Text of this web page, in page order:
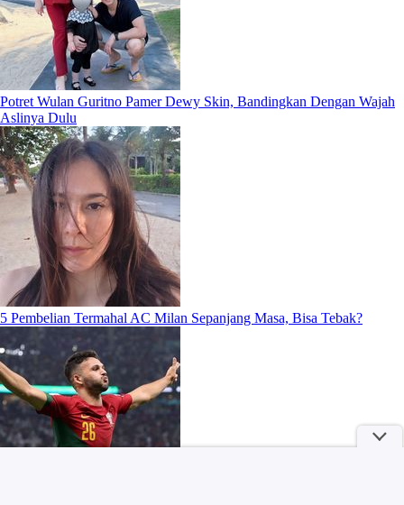
Potret Wulan Guritno Pamer Dewy Skin, Bandingkan Dengan Wajah
Aslinya Dulu
5 Pembelian Termahal AC Milan Sepanjang Masa, Bisa Tebak?